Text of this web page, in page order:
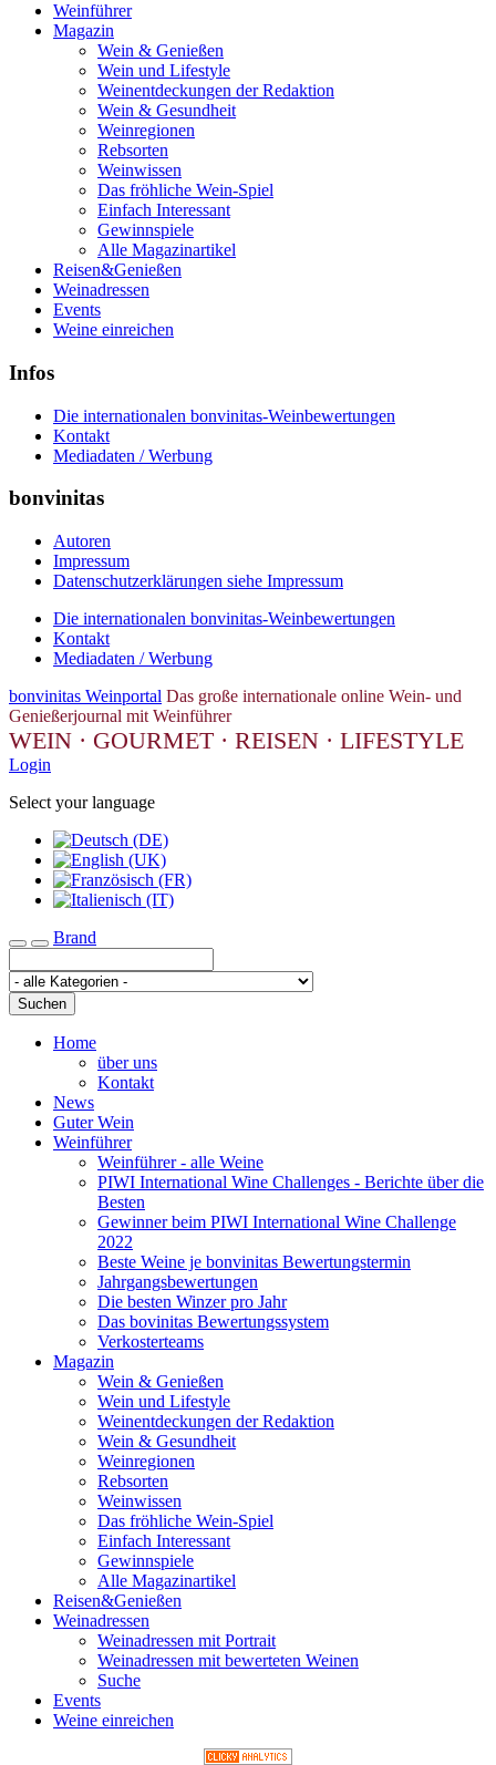
Weinführer
Magazin
Wein & Genießen
Wein und Lifestyle
Weinentdeckungen der Redaktion
Wein & Gesundheit
Weinregionen
Rebsorten
Weinwissen
Das fröhliche Wein-Spiel
Einfach Interessant
Gewinnspiele
Alle Magazinartikel
Reisen&Genießen
Weinadressen
Events
Weine einreichen
Infos
Die internationalen bonvinitas-Weinbewertungen
Kontakt
Mediadaten / Werbung
bonvinitas
Autoren
Impressum
Datenschutzerklärungen siehe Impressum
Die internationalen bonvinitas-Weinbewertungen
Kontakt
Mediadaten / Werbung
bonvinitas Weinportal Das große internationale online Wein- und
Genießerjournal mit Weinführer
WEIN · GOURMET · REISEN · LIFESTYLE
Login
Select your language
Toggle navigation
Brand
Suchen
Home
über uns
Kontakt
News
Guter Wein
Weinführer
Weinführer - alle Weine
PIWI International Wine Challenges - Berichte über die
Besten
Gewinner beim PIWI International Wine Challenge
2022
Beste Weine je bonvinitas Bewertungstermin
Jahrgangsbewertungen
Die besten Winzer pro Jahr
Das bovinitas Bewertungssystem
Verkosterteams
Magazin
Wein & Genießen
Wein und Lifestyle
Weinentdeckungen der Redaktion
Wein & Gesundheit
Weinregionen
Rebsorten
Weinwissen
Das fröhliche Wein-Spiel
Einfach Interessant
Gewinnspiele
Alle Magazinartikel
Reisen&Genießen
Weinadressen
Weinadressen mit Portrait
Weinadressen mit bewerteten Weinen
Suche
Events
Weine einreichen